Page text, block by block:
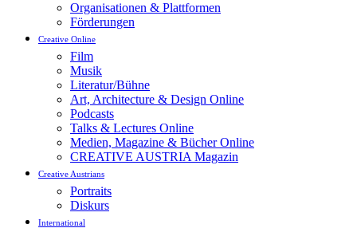
Organisationen & Plattformen
Förderungen
Creative Online
Film
Musik
Literatur/Bühne
Art, Architecture & Design Online
Podcasts
Talks & Lectures Online
Medien, Magazine & Bücher Online
CREATIVE AUSTRIA Magazin
Creative Austrians
Portraits
Diskurs
International